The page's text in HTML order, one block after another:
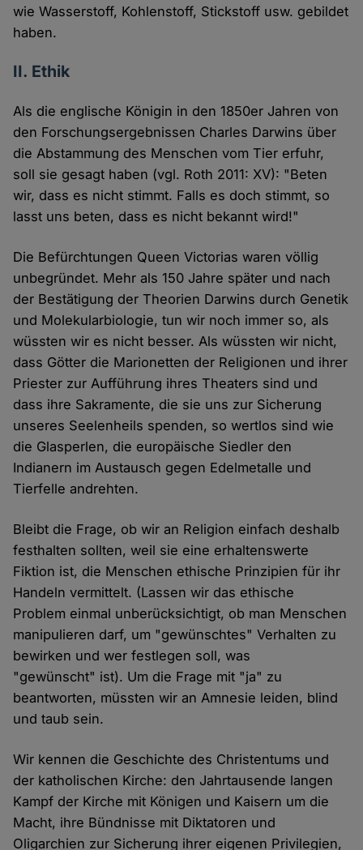
wie Wasserstoff, Kohlenstoff, Stickstoff usw. gebildet
haben.
II. Ethik
Als die englische Königin in den 1850er Jahren von
den Forschungsergebnissen Charles Darwins über
die Abstammung des Menschen vom Tier erfuhr,
soll sie gesagt haben (vgl. Roth 2011: XV): "Beten
wir, dass es nicht stimmt. Falls es doch stimmt, so
lasst uns beten, dass es nicht bekannt wird!"
Die Befürchtungen Queen Victorias waren völlig
unbegründet. Mehr als 150 Jahre später und nach
der Bestätigung der Theorien Darwins durch Genetik
und Molekularbiologie, tun wir noch immer so, als
wüssten wir es nicht besser. Als wüssten wir nicht,
dass Götter die Marionetten der Religionen und ihrer
Priester zur Aufführung ihres Theaters sind und
dass ihre Sakramente, die sie uns zur Sicherung
unseres Seelenheils spenden, so wertlos sind wie
die Glasperlen, die europäische Siedler den
Indianern im Austausch gegen Edelmetalle und
Tierfelle andrehten.
Bleibt die Frage, ob wir an Religion einfach deshalb
festhalten sollten, weil sie eine erhaltenswerte
Fiktion ist, die Menschen ethische Prinzipien für ihr
Handeln vermittelt. (Lassen wir das ethische
Problem einmal unberücksichtigt, ob man Menschen
manipulieren darf, um "gewünschtes" Verhalten zu
bewirken und wer festlegen soll, was
"gewünscht" ist). Um die Frage mit "ja" zu
beantworten, müssten wir an Amnesie leiden, blind
und taub sein.
Wir kennen die Geschichte des Christentums und
der katholischen Kirche: den Jahrtausende langen
Kampf der Kirche mit Königen und Kaisern um die
Macht, ihre Bündnisse mit Diktatoren und
Oligarchien zur Sicherung ihrer eigenen Privilegien,